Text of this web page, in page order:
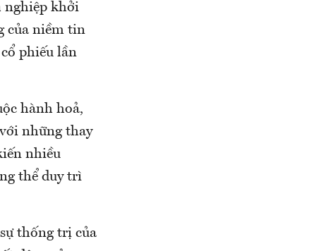
nghiệp khởi
của niềm tin
phiếu lần
hành hoả,
những thay
nhiều
thể duy trì
thống trị của